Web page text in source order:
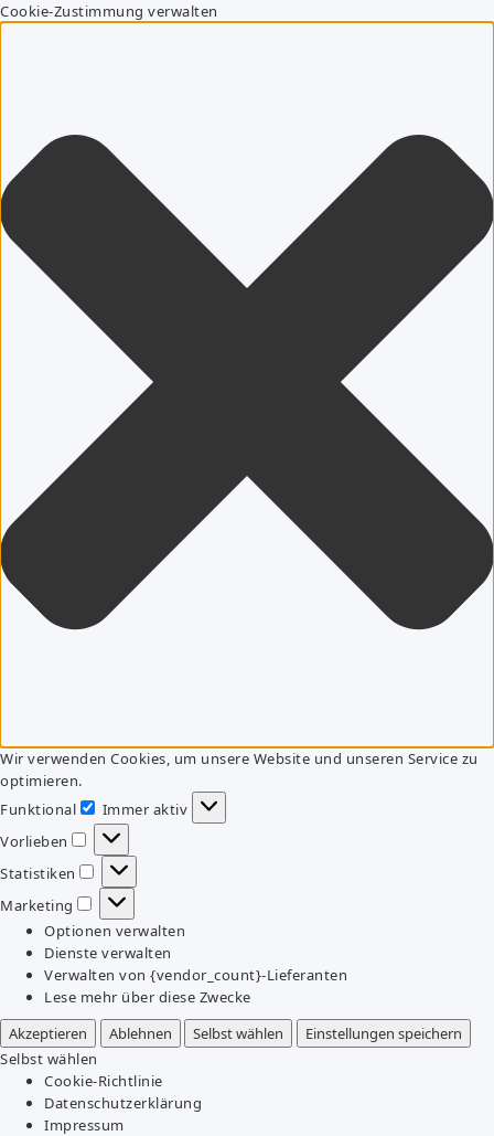
Cookie-Zustimmung verwalten
Wir verwenden Cookies, um unsere Website und unseren Service zu
optimieren.
Funktional
Funktional
Immer aktiv
Vorlieben
Vorlieben
Statistiken
Statistiken
Marketing
Marketing
Optionen verwalten
Dienste verwalten
Verwalten von {vendor_count}-Lieferanten
Lese mehr über diese Zwecke
Akzeptieren
Ablehnen Selbst wählen
Einstellungen speichern
Selbst wählen
Cookie-Richtlinie
Datenschutzerklärung
Impressum